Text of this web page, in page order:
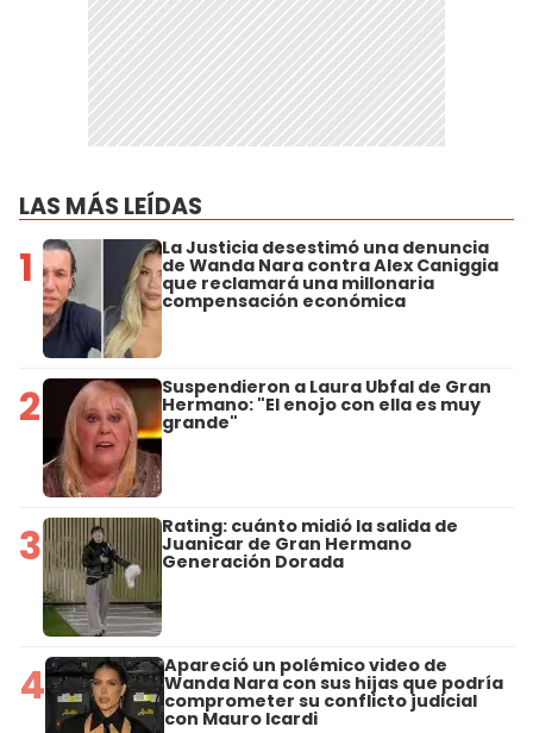
LAS MÁS LEÍDAS
1 La Justicia desestimó una denuncia
de Wanda Nara contra Alex Caniggia
que reclamará una millonaria
compensación económica
2 Suspendieron a Laura Ubfal de Gran
Hermano: "El enojo con ella es muy
grande"
3 Rating: cuánto midió la salida de
Juanicar de Gran Hermano
Generación Dorada
4 Apareció un polémico video de
Wanda Nara con sus hijas que podría
comprometer su conflicto judicial
con Mauro Icardi